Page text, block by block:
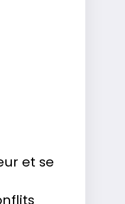
et se